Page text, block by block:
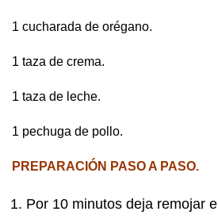
1 cucharada de orégano.
1 taza de crema.
1 taza de leche.
1 pechuga de pollo.
PREPARACIÓN PASO A PASO.
Por 10 minutos deja remojar